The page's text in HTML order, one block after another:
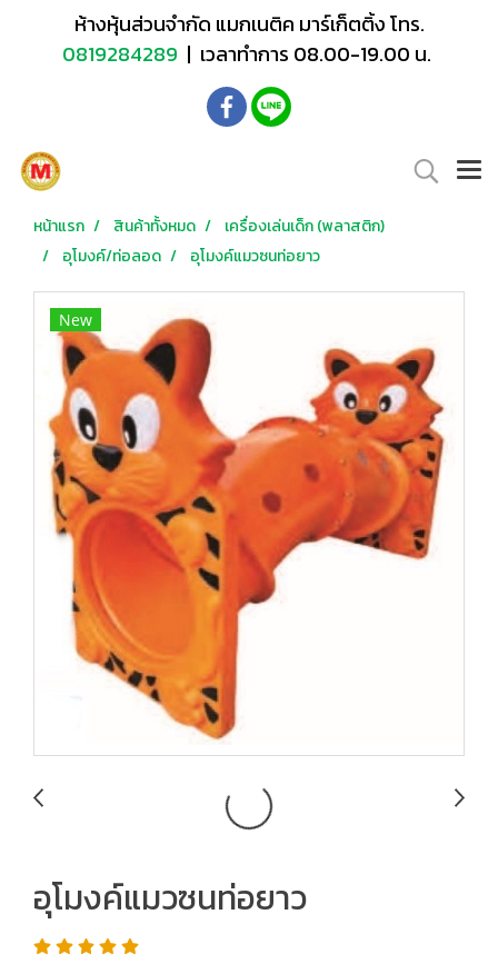
ห้างหุ้นส่วนจำกัด แมกเนติค มาร์เก็ตติ้ง โทร.
0819284289 | เวลาทำการ 08.00-19.00 น.
หน้าแรก สินค้าทั้งหมด
เครื่องเล่นเด็ก (พลาสติก)
อุโมงค์/ท่อลอด
อุโมงค์แมวซนท่อยาว
New
อุโมงค์แมวซนท่อยาว